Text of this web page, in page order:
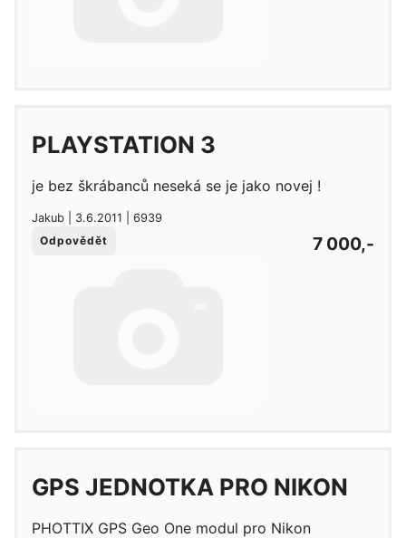
PLAYSTATION 3
je bez škrábanců neseká se je jako novej !
Jakub | 3.6.2011 | 6939
Odpovědět
7 000,-
GPS JEDNOTKA PRO NIKON
PHOTTIX GPS Geo One modul pro Nikon